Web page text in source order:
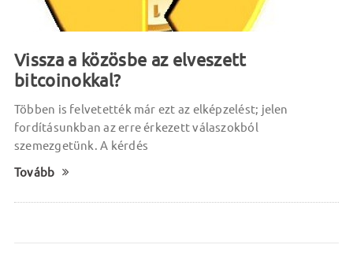
Vissza a közösbe az elveszett
bitcoinokkal?
Többen is felvetették már ezt az elképzelést; jelen
fordításunkban az erre érkezett válaszokból
szemezgetünk. A kérdés
Tovább